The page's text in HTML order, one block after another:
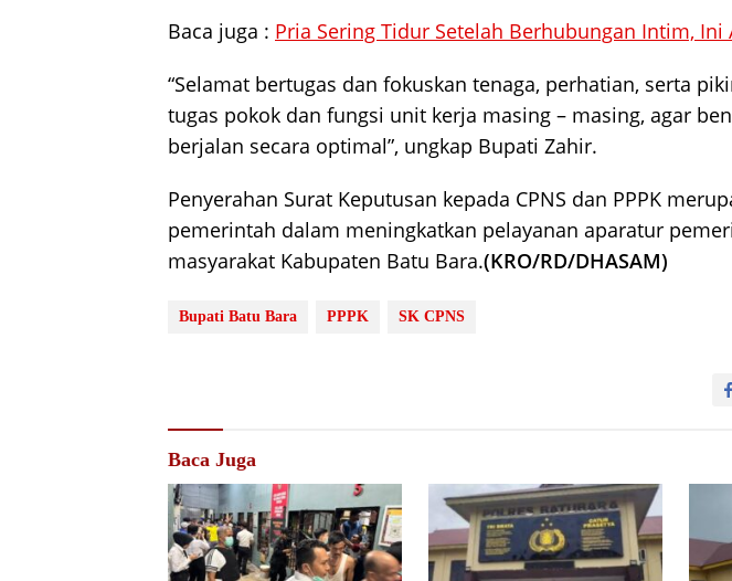
Baca juga : Pria Sering Tidur Setelah Berhubungan Intim, Ini
“Selamat bertugas dan fokuskan tenaga, perhatian, serta
tugas pokok dan fungsi unit kerja masing – masing, agar
berjalan secara optimal”, ungkap Bupati Zahir.
Penyerahan Surat Keputusan kepada CPNS dan PPPK
pemerintah dalam meningkatkan pelayanan aparatur
masyarakat Kabupaten Batu Bara.(KRO/RD/DHASAM)
Bupati Batu Bara PPPK SK CPNS
Baca Juga